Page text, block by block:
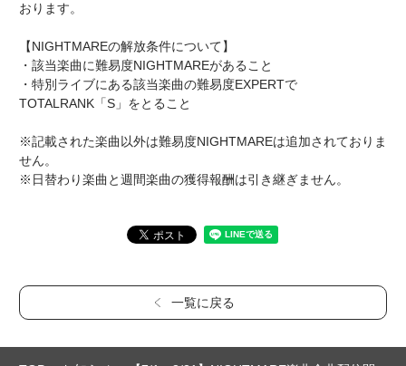
おります。
【NIGHTMAREの解放条件について】
・該当楽曲に難易度NIGHTMAREがあること
・特別ライブにある該当楽曲の難易度EXPERTで
TOTALRANK「S」をとること
※記載された楽曲以外は難易度NIGHTMAREは追加されておりま
せん。
※日替わり楽曲と週間楽曲の獲得報酬は引き継ぎません。
一覧に戻る